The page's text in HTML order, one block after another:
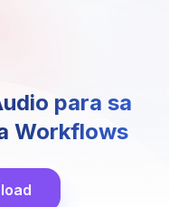
para sa
Workflows